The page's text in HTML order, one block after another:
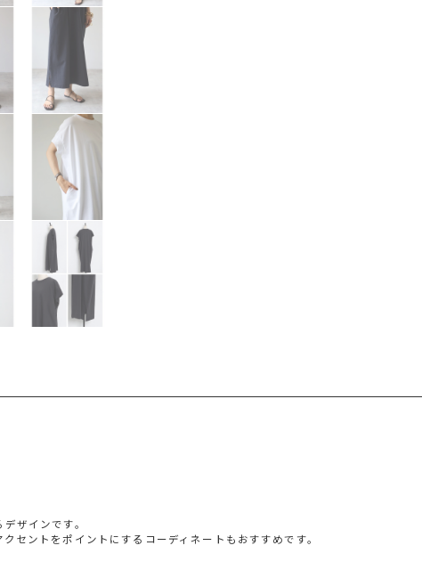
ザインです。
セントをポイントにするコーディネートもおすすめです。